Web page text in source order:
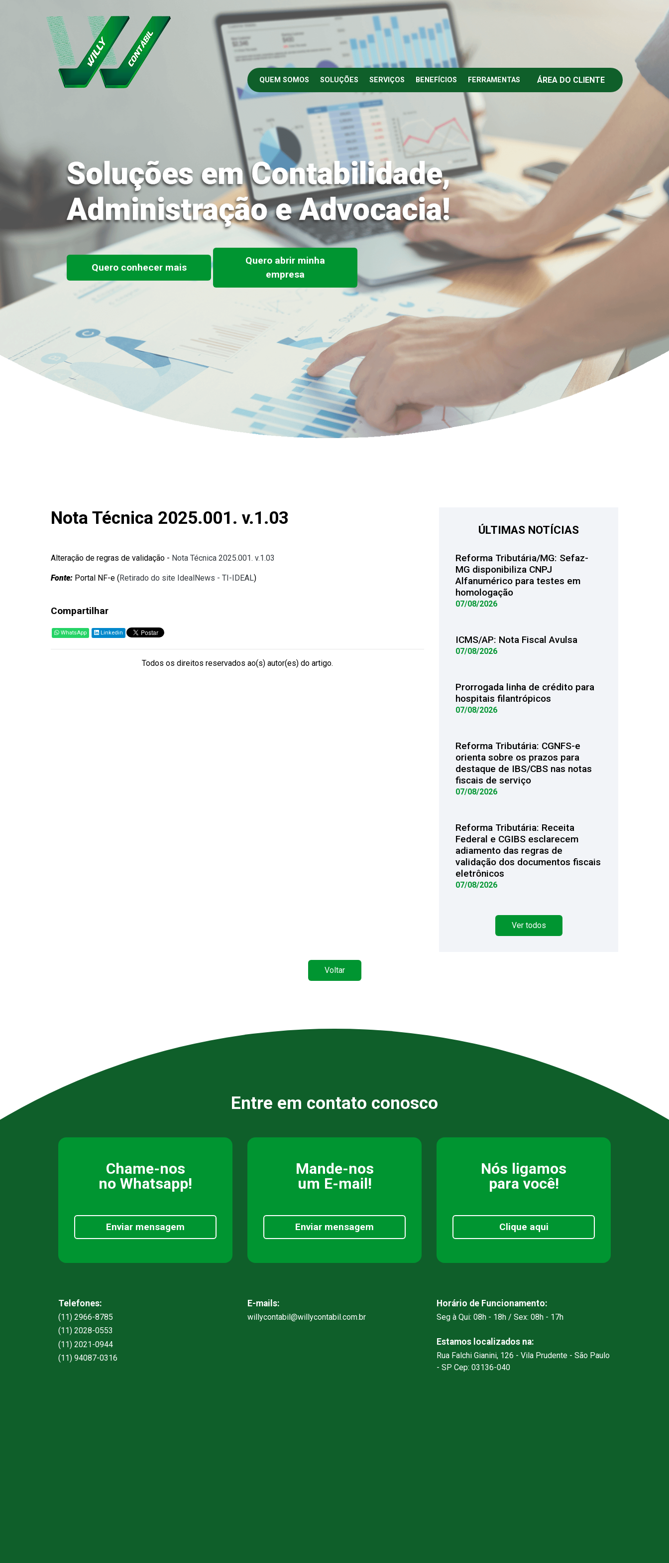
QUEM SOMOS SOLUÇÕES SERVIÇOS BENEFÍCIOS FERRAMENTAS ÁREA DO CLIENTE
Soluções em Contabilidade,
Administração e Advocacia!
Quero conhecer mais
Quero abrir minha
empresa
Nota Técnica 2025.001. v.1.03
Alteração de regras de validação - Nota Técnica 2025.001. v.1.03
Fonte: Portal NF-e (Retirado do site IdealNews - TI-IDEAL)
Compartilhar
WhatsApp Linkedin
Todos os direitos reservados ao(s) autor(es) do artigo.
ÚLTIMAS NOTÍCIAS
Reforma Tributária/MG: Sefaz-
MG disponibiliza CNPJ
Alfanumérico para testes em
homologação
07/08/2026
ICMS/AP: Nota Fiscal Avulsa
07/08/2026
Prorrogada linha de crédito para
hospitais filantrópicos
07/08/2026
Reforma Tributária: CGNFS-e
orienta sobre os prazos para
destaque de IBS/CBS nas notas
fiscais de serviço
07/08/2026
Reforma Tributária: Receita
Federal e CGIBS esclarecem
adiamento das regras de
validação dos documentos fiscais
eletrônicos
07/08/2026
Ver todos
Voltar
Entre em contato conosco
Chame-nos
no Whatsapp!
Enviar mensagem
Mande-nos
um E-mail!
Enviar mensagem
Nós ligamos
para você!
Clique aqui
Telefones:
(11) 2966-8785
(11) 2028-0553
(11) 2021-0944
(11) 94087-0316
E-mails:
willycontabil@willycontabil.com.br
Horário de Funcionamento:
Seg à Qui: 08h - 18h / Sex: 08h - 17h
Estamos localizados na:
Rua Falchi Gianini, 126 - Vila Prudente - São Paulo
- SP Cep: 03136-040